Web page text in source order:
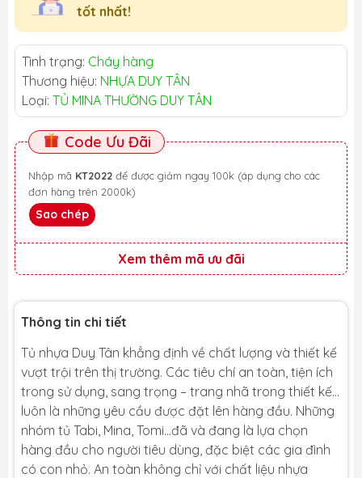
tốt nhất!
Tình trạng: Cháy hàng
Thương hiệu: NHỰA DUY TÂN
Loại: TỦ MINA THƯỜNG DUY TÂN
Code Ưu Đãi
Nhập mã KT2022
đơn hàng trên 2000k)
Sao chép
Xem thêm mã ưu đãi
Thông tin chi tiết
Tủ nhựa Duy Tân khẳng định về chất lượng và thiết kế
vượt trội trên thị trường. Các tiêu chí an toàn, tiện ích
trong sử dụng, sang trọng – trang nhã trong thiết kế…
luôn là những yêu cầu được đặt lên hàng đầu. Những
nhóm tủ Tabi, Mina, Tomi…đã và đang là lựa chọn
hàng đầu cho người tiêu dùng, đặc biệt các gia đình
có con nhỏ. An toàn không chỉ với chất liệu nhựa